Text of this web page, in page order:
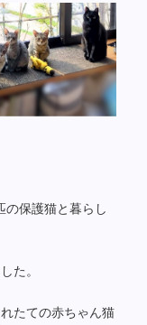
の保護猫と暮らし
た。
たての赤ちゃん猫